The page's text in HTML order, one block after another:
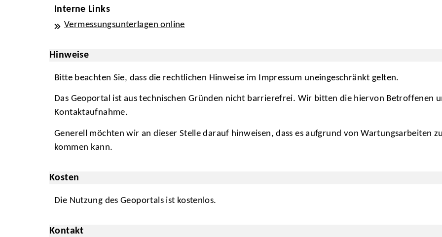
Interne Links
Vermessungsunterlagen online
Hinweise
Bitte beachten Sie, dass die rechtlichen Hinweise im Impressum uneingeschränkt gelten.
Das Geoportal ist aus technischen Gründen nicht barrierefrei. Wir bitten die hiervon Betroffenen
Kontaktaufnahme.
Generell möchten wir an dieser Stelle darauf hinweisen, dass es aufgrund von Wartungsarbeiten
kommen kann.
Kosten
Die Nutzung des Geoportals ist kostenlos.
Kontakt